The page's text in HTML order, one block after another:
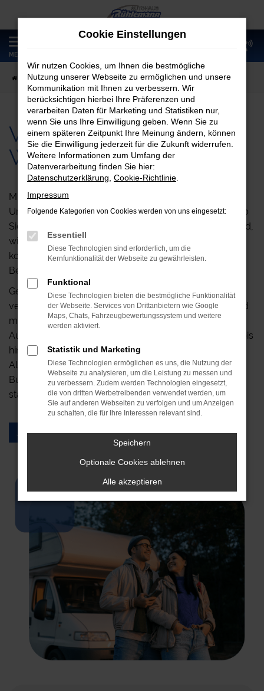
Zum
Hauptinhalt
springen
MENÜ
Startseite Wohnwagenvermietung
Vermietung von
Wohnwagen
Mieten Sie bei uns ein Wohnmobil für Ihren nächsten
Urlaub und erleben Sie unvergessliche Reisen! Egal, ob
Sie zu zweit oder mit der ganzen Familie unterwegs sind,
wir bieten eine breite Auswahl an modernen und
komfortablen Wohnmobilen, die perfekt auf Ihre
Bedürfnisse abgestimmt sind.
Genießen Sie die Freiheit, spontan zu reisen und
verschiedene Orte zu erkunden. Unsere Fahrzeuge sind
mit allem ausgestattet, was Sie für einen entspannten
Aufenthalt benötigen, von gemütlichen Schlafplätzen bis
hin zu praktischen Küchen. Lassen Sie den Stress des
Alltags hinter sich und tauchen Sie ein in die Natur.
Buchen Sie noch heute Ihr Traum-Wohnmobil und
starten Sie Ihr Abenteuer!
Jetzt anfragen Preisliste Extras
Cookie Einstellungen
Wir nutzen Cookies, um Ihnen die bestmögliche
Nutzung unserer Webseite zu ermöglichen und unsere
Kommunikation mit Ihnen zu verbessern. Wir
berücksichtigen hierbei Ihre Präferenzen und
verarbeiten Daten für Marketing und Statistiken nur,
wenn Sie uns Ihre Einwilligung geben. Wenn Sie zu
einem späteren Zeitpunkt Ihre Meinung ändern, können
Sie die Einwilligung jederzeit für die Zukunft widerrufen.
Weitere Informationen zum Umfang der
Datenverarbeitung finden Sie hier:
Datenschutzerklärung Cookie-Richtlinie
Impressum
Folgende Kategorien von Cookies werden von uns eingesetzt:
Essentiell
Diese Technologien sind erforderlich, um die
Kernfunktionalität der Webseite zu gewährleisten.
Funktional
Diese Technologien bieten die bestmögliche Funktionalität
der Webseite. Services von Drittanbietern wie Google
Maps, Chats, Fahrzeugbewertungssystem und weitere
werden aktiviert.
Statistik und Marketing
Diese Technologien ermöglichen es uns, die Nutzung der
Webseite zu analysieren, um die Leistung zu messen und
zu verbessern. Zudem werden Technologien eingesetzt,
die von dritten Werbetreibenden verwendet werden, um
Sie auf anderen Webseiten zu verfolgen und um Anzeigen
zu schalten, die für Ihre Interessen relevant sind.
Speichern
Optionale Cookies ablehnen
Alle akzeptieren